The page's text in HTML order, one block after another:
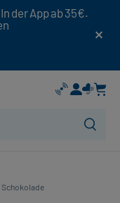
der App ab 35€.
Schokolade